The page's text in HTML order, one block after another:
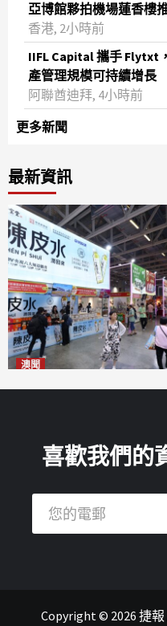
亞博館夥拍機場蓮香樓
香港, 2小時前
IIFL Capital 攜手 Flytxt
產管理規模可持續增長
阿聯酋迪拜, 4小時前
更多新聞
最新資訊
澳聞
喜歡我們的
Copyright © 2026 捷